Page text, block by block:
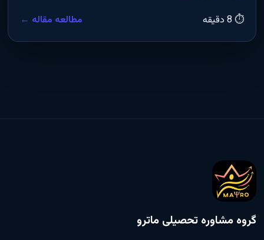
⏱ 8 دقیقه
مطالعه مقاله ←
گروه مشاوره تحصیلی ماترو